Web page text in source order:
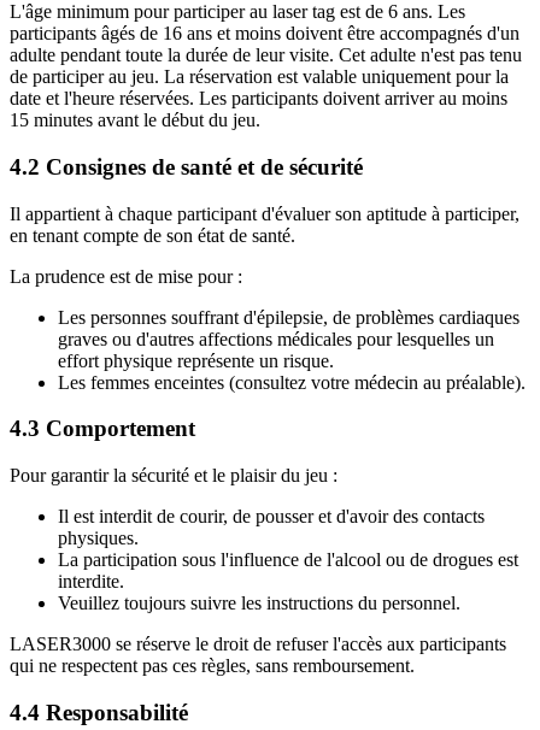
L'âge minimum pour participer au laser tag est de 6 ans. Les
participants âgés de 16 ans et moins doivent être accompagnés d'un
adulte pendant toute la durée de leur visite. Cet adulte n'est pas tenu
de participer au jeu. La réservation est valable uniquement pour la
date et l'heure réservées. Les participants doivent arriver au moins
15 minutes avant le début du jeu.
4.2 Consignes de santé et de sécurité
Il appartient à chaque participant d'évaluer son aptitude à participer,
en tenant compte de son état de santé.
La prudence est de mise pour :
Les personnes souffrant d'épilepsie, de problèmes cardiaques
graves ou d'autres affections médicales pour lesquelles un
effort physique représente un risque.
Les femmes enceintes (consultez votre médecin au préalable).
4.3 Comportement
Pour garantir la sécurité et le plaisir du jeu :
Il est interdit de courir, de pousser et d'avoir des contacts
physiques.
La participation sous l'influence de l'alcool ou de drogues est
interdite.
Veuillez toujours suivre les instructions du personnel.
LASER3000 se réserve le droit de refuser l'accès aux participants
qui ne respectent pas ces règles, sans remboursement.
4.4 Responsabilité